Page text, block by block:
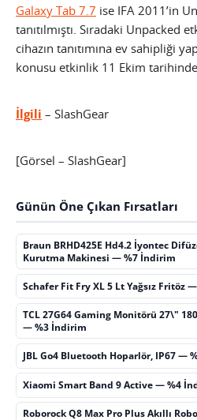
Galaxy Tab 7.7 ise IFA 2011’in
tanıtılmıştı. Sıradaki Unpacked
cihazın tanıtımına ev sahipliği
konusu etkinlik 11 Ekim tarihinde
İlgili – SlashGear
[Görsel – SlashGear]
Günün Öne Çıkan Fırsatları
Braun BRHD425E Hd4.2 İyontec
Kurutma Makinesi — %7 İndirim
Schafer Fit Fry XL 5 Lt Yağsız Fritöz
TCL 27G64 Gaming Monitörü 27\"
— %3 İndirim
JBL Go4 Bluetooth Hoparlör, IP67 —
Xiaomi Smart Band 9 Active — %4
Roborock Q8 Max Pro Plus Akıllı